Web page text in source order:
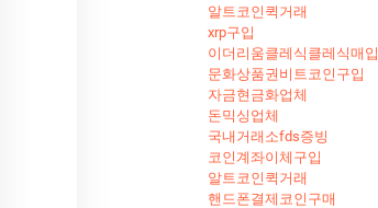
알트코인퀵거래
xrp구입
이더리움클레식클레식매입
문화상품권비트코인구입
자금현금화업체
돈믹싱업체
국내거래소fds증빙
코인계좌이체구입
알트코인퀵거래
핸드폰결제코인구매